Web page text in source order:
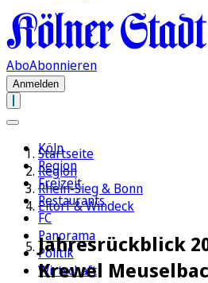
AboAbonnieren
Anmelden
Köln
Region
Freizeit
Restaurants
FC
Panorama
Politik
Wirtschaft
Startseite
Region
Rhein-Sieg & Bonn
Eitorf & Windeck
Jahresrückblick
Krewel